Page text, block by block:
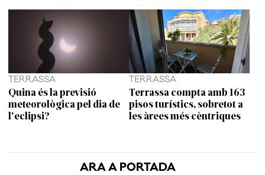
ARA A PORTADA
TERRASSA
Quina és la previsió
meteorològica pel dia de
l'eclipsi?
TERRASSA
Terrassa compta amb 163
pisos turístics, sobretot a
les àrees més cèntriques